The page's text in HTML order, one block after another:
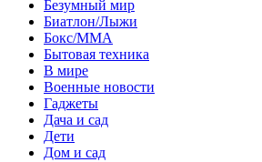
Безумный мир
Биатлон/Лыжи
Бокс/MMA
Бытовая техника
В мире
Военные новости
Гаджеты
Дача и сад
Дети
Дом и сад